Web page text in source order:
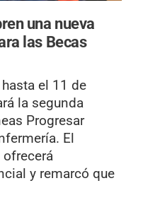
una nueva
las Becas
el 11 de
la segunda
Progresar
El
y remarcó que